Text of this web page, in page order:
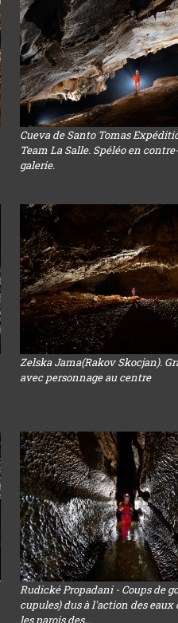
Cueva de Santo Tomas
Team La Salle. Spéléo en
galerie.
Zelska Jama(Rakov Skocjan).
avec personnage au centre
Rudické Propadani - Coups de
cupules) dus à l'action des eaux
les parois des...